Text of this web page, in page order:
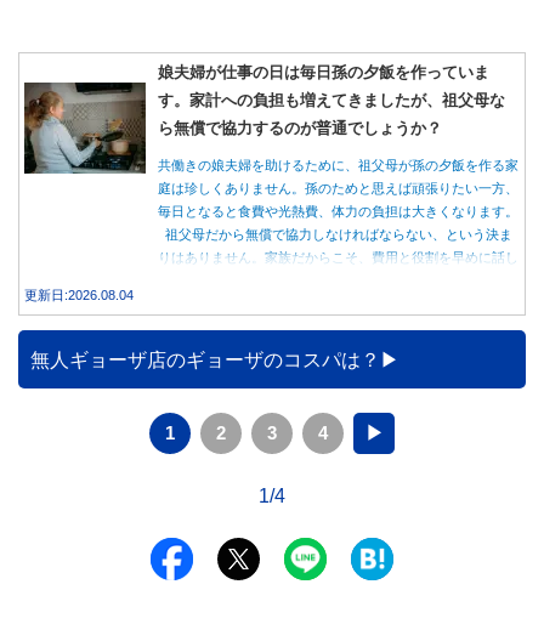
娘夫婦が仕事の日は毎日孫の夕飯を作っていま
す。家計への負担も増えてきましたが、祖父母な
ら無償で協力するのが普通でしょうか？
共働きの娘夫婦を助けるために、祖父母が孫の夕飯を作る家
庭は珍しくありません。孫のためと思えば頑張りたい一方、
毎日となると食費や光熱費、体力の負担は大きくなります。
祖父母だから無償で協力しなければならない、という決ま
りはありません。家族だからこそ、費用と役割を早めに話し
更新日:2026.08.04
無人ギョーザ店のギョーザのコスパは？
1 2 3 4 ▶
1/4